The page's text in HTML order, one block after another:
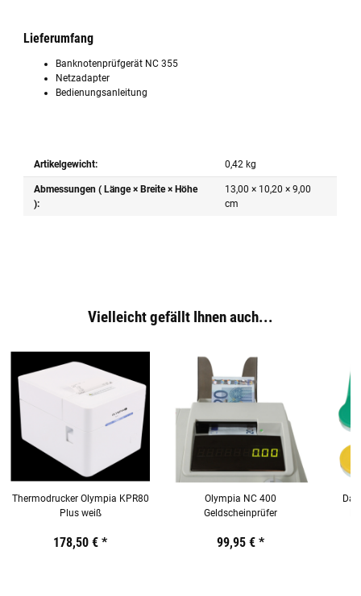
Lieferumfang
Banknotenprüfgerät NC 355
Netzadapter
Bedienungsanleitung
Artikelgewicht: 0,42 kg
Abmessungen ( Länge × Breite × Höhe
):
13,00 × 10,20 × 9,00
cm
Vielleicht gefällt Ihnen auch...
Thermodrucker Olympia KPR80
Plus weiß
19,44 €inkl. 19% USt.
178,50 € *
Olympia NC 400
Geldscheinprüfer
19,44 € inkl. 19% USt.
99,95 € *